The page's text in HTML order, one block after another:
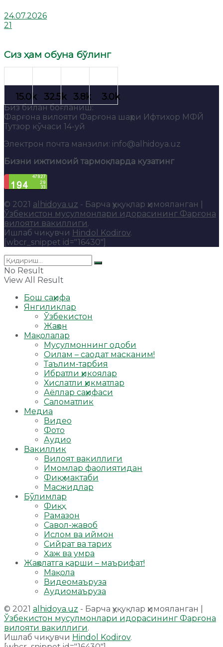
24.07.2026
21
Сиз ҳам обуна бўлинг
Биз билан боғланиш:
Фарғона вилояти Фарғона шаҳри Ифтихор МФЙ
Тутзор кўчаси 14-уй
Электрон почта манзили: info@alhidoya.uz
Бизни ижтимоий тармоқларда кузатинг
© 2021 alhidoya.uz - Барча ҳуқуқлар ҳимояланган |
Ўзбекистон мусулмонлари идорасининг Фарғона
вилояти вакиллиги.
Ишлаб чиқувчи Hindol Kodirov.
[wbcr_snippet id="16430"]
No Result
View All Result
Бош саҳифа
Янгиликлар
Ўзбекистон
Жаҳон
Мақолалар
Мусулмоннинг одоби
Оилам – саодат масканим!
Таълим-тарбия
Ибратли ҳикоялар
Хислатли ҳикматлар
Аёллар саҳифаси
Саломатлик
Медиа
Видео
Фото
Аудио
Вакиллик
Вилоят вакиллиги
Имомлар фаолиятидан
Фиқҳ мактаби
Масжидлар
Бўлимлар
Фиқҳ
Рамазон
Савол-жавоб
Ислом ва иймон
Сийрат ва тарих
Ҳаж ва умра
Жаҳолатга қарши – маърифат!
Мақола
Видеомаъруза
Аудиомаъруза
© 2021 alhidoya.uz - Барча ҳуқуқлар ҳимояланган |
Ўзбекистон мусулмонлари идорасининг Фарғона
вилояти вакиллиги.
Ишлаб чиқувчи Hindol Kodirov.